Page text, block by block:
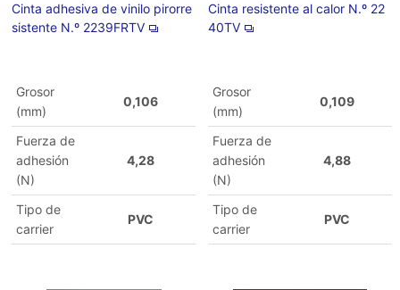
Cinta adhesiva de vinilo pirorre
sistente N.º 2239FRTV
Grosor
(mm)
0,106
Fuerza de
adhesión
(N)
4,28
Tipo de
carrier
PVC
Cinta resistente al calor N.º 22
40TV
Grosor
(mm)
0,109
Fuerza de
adhesión
(N)
4,88
Tipo de
carrier
PVC